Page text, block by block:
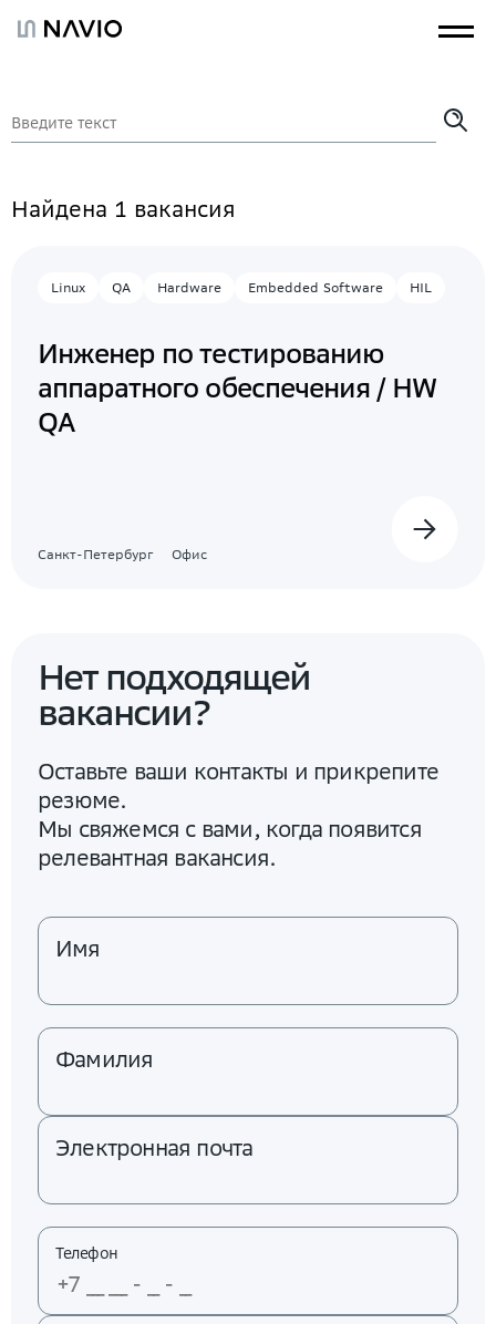
Найдена 1 вакансия
Linux QA Hardware Embedded Software HIL
Инженер по тестированию
аппаратного обеспечения / HW
QA
Санкт-Петербург Офис
Нет подходящей
вакансии?
Оставьте ваши контакты и прикрепите
резюме.
Мы свяжемся с вами, когда появится
релевантная вакансия.
Имя
Фамилия
Электронная почта
Телефон